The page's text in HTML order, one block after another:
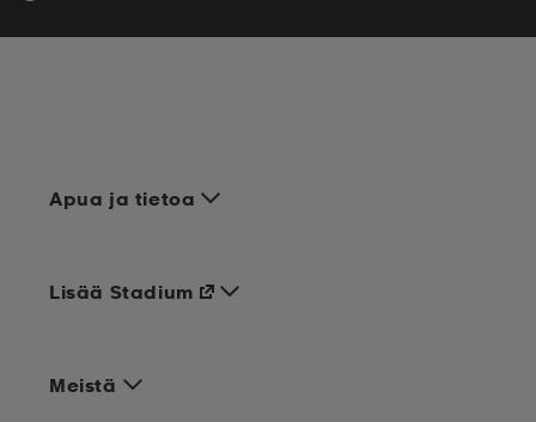
Apua ja tietoa
Meistä
Lisää Stadium